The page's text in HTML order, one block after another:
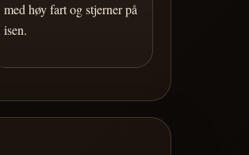
med høy fart og stjerner på
isen.